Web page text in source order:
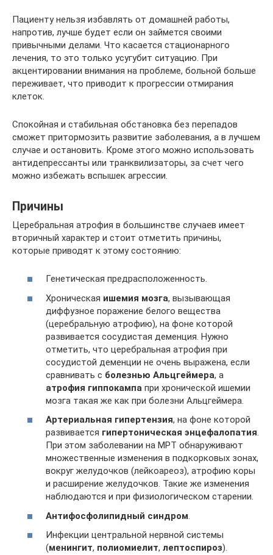
Пациенту нельзя избавлять от домашней работы,
напротив, лучше будет если он займется своими
привычными делами. Что касается стационарного
лечения, то это только усугубит ситуацию. При
акцентировании внимания на проблеме, больной больше
переживает, что приводит к прогрессии отмирания
клеток.
Спокойная и стабильная обстановка без перепадов
сможет притормозить развитие заболевания, а в лучшем
случае и остановить. Кроме этого можно использовать
антидепрессанты или транквилизаторы, за счет чего
можно избежать вспышек агрессии.
Причины
Церебральная атрофия в большинстве случаев имеет
вторичный характер и стоит отметить причины,
которые приводят к этому состоянию:
Генетическая предрасположенность.
Хроническая ишемия мозга, вызывающая
диффузное поражение белого вещества
(церебральную атрофию), на фоне которой
развивается сосудистая деменция. Нужно
отметить, что церебральная атрофия при
сосудистой деменции не очень выражена, если
сравнивать с болезнью Альцгеймера, а
атрофия гиппокампа при хронической ишемии
мозга такая же как при болезни Альцгеймера.
Артериальная гипертензия, на фоне которой
развивается гипертоническая энцефалопатия.
При этом заболевании на МРТ обнаруживают
множественные изменения в подкорковых зонах,
вокруг желудочков (лейкоареоз), атрофию коры
и расширение желудочков. Такие же изменения
наблюдаются и при физиологическом старении.
Антифосфолипидный синдром
Инфекции центральной нервной системы
(менингит, полиомиелит, лептоспироз).